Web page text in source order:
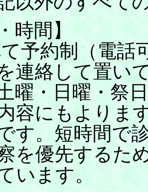
時間】
約制（電話
連絡して置い
曜・日曜・祭
容にもよりま
す。短時間で
を優先するた
います。